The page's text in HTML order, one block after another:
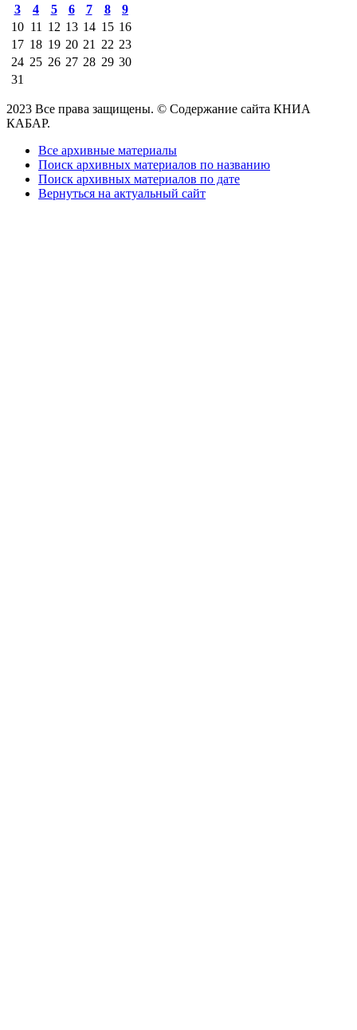
3
4 5 6 7 8
9
10 11 12 13 14 15 16
17 18 19 20 21 22 23
24 25 26 27 28 29 30
31
2023 Все права защищены. © Содержание сайта КНИА
КАБАР.
Все архивные материалы
Поиск архивных материалов по названию
Поиск архивных материалов по дате
Вернуться на актуальный сайт